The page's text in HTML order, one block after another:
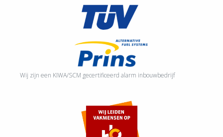
Wij zijn een KIWA/SCM gecertificeerd alarm inbouwbedrijf